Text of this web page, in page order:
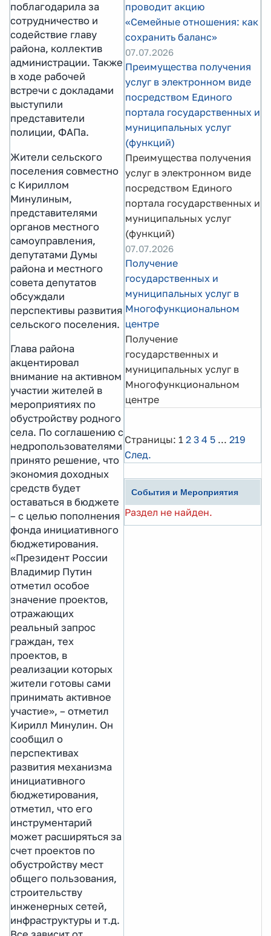
поблагодарила за
сотрудничество и
содействие главу
района, коллектив
администрации. Также
в ходе рабочей
встречи с докладами
выступили
представители
полиции, ФАПа.
Жители сельского
поселения совместно
с Кириллом
Минулиным,
представителями
органов местного
самоуправления,
депутатами Думы
района и местного
совета депутатов
обсуждали
перспективы развития
сельского поселения.
Глава района
акцентировал
внимание на активном
участии жителей в
мероприятиях по
обустройству родного
села. По соглашению с
недропользователями
принято решение, что
экономия доходных
средств будет
оставаться в бюджете
– с целью пополнения
фонда инициативного
бюджетирования.
«Президент России
Владимир Путин
отметил особое
значение проектов,
отражающих
реальный запрос
граждан, тех
проектов, в
реализации которых
жители готовы сами
принимать активное
участие», – отметил
Кирилл Минулин. Он
сообщил о
перспективах
развития механизма
инициативного
бюджетирования,
отметил, что его
инструментарий
может расширяться за
счет проектов по
обустройству мест
общего пользования,
строительству
инженерных сетей,
инфраструктуры и т.д.
проводит акцию
«Семейные отношения: как
сохранить баланс»
07.07.2026
Преимущества получения
услуг в электронном виде
посредством Единого
портала государственных и
муниципальных услуг
(функций)
Преимущества получения
услуг в электронном виде
посредством Единого
портала государственных и
муниципальных услуг
(функций)
07.07.2026
Получение
государственных и
муниципальных услуг в
Многофункциональном
центре
Получение
государственных и
муниципальных услуг в
Многофункциональном
центре
Страницы: 1 2 3 4 5 ... 219
След.
События и Мероприятия
Раздел не найден.